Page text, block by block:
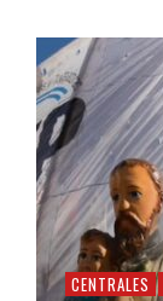
CENTRALES